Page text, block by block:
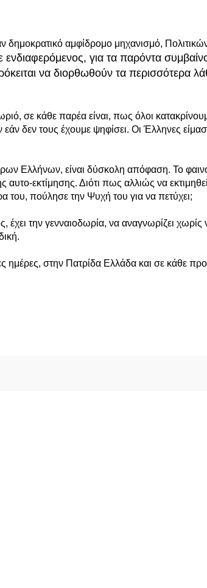
δημοκρατικό αμφίδρομο μηχανισμό,
για τα παρόντα
να διορθωθούν τα περισσότερα
σε κάθε παρέα είναι, πως όλοι
δεν τους έχουμε ψηφίσει. Οι Έλληνες
Ελλήνων, είναι δύσκολη απόφαση. Το
αυτο-εκτίμησης. Διότι πως αλλιώς να
του, πούλησε την Ψυχή του για να πετύχει;
την γενναιοδωρία, να αναγνωρίζει χωρίς
ημέρες, στην Πατρίδα Ελλάδα και σε κάθε